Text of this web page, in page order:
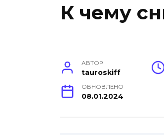
К чему
АВТОР
tauroskiff
ОБНОВЛЕНО
08.01.2024